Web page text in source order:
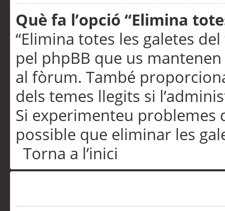
Què fa l’opció “Elimina
“Elimina totes les galetes
pel phpBB que us
al fòrum. També
dels temes llegits si
Si experimenteu problemes
possible que eliminar les
Torna a l’inici